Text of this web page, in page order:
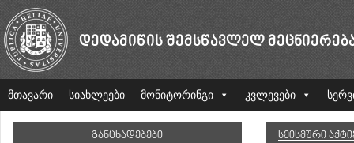
ᲓᲔᲓᲐᲛᲘᲬᲘᲡ ᲨᲔᲛᲡᲬᲐᲕᲚᲔᲚ
მთავარი სიახლეები მონიტორინგი კვლევები
ᲒᲐᲜᲪᲮᲐᲓᲔᲑᲔᲑᲘ ᲡᲔᲘᲡᲛᲣᲠᲘ